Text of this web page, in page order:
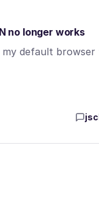
no longer works
default